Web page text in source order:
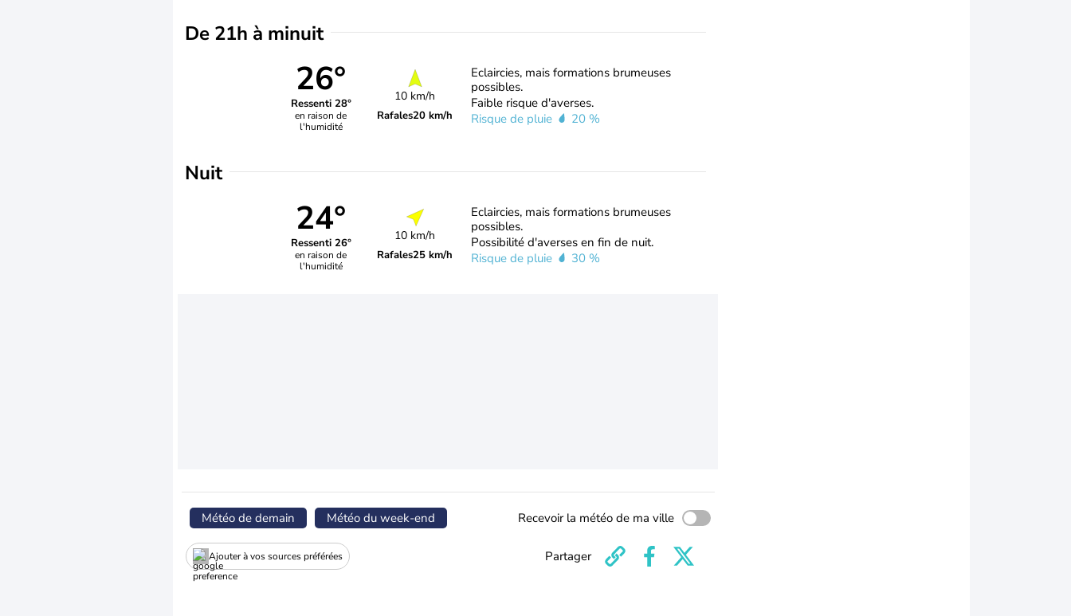
De 21h à minuit
26°
Ressenti 28°
en raison de
l'humidité
10 km/h
Rafales20 km/h
Eclaircies, mais formations brumeuses
possibles.
Faible risque d'averses.
Risque de pluie
20 %
Nuit
24°
Ressenti 26°
en raison de
l'humidité
10 km/h
Rafales25 km/h
Eclaircies, mais formations brumeuses
possibles.
Possibilité d'averses en fin de nuit.
Risque de pluie
30 %
Météo de demain Météo du week-end Recevoir la météo de ma ville
Ajouter à vos sources préférées Partager